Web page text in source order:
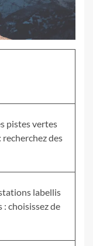
pistes vertes
des
labellis
: choisissez de